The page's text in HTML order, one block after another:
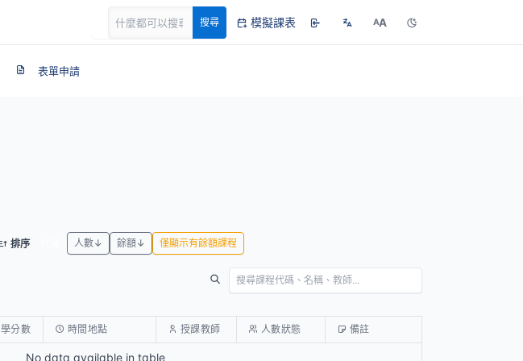
搜尋 模擬課表 AA
表單申請
排序 人數↓ 餘額↓ 僅顯示有餘額課程
學分數 時間地點 授課教師 人數狀態 備註
No data available in table